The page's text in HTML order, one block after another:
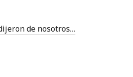
de nosotros…